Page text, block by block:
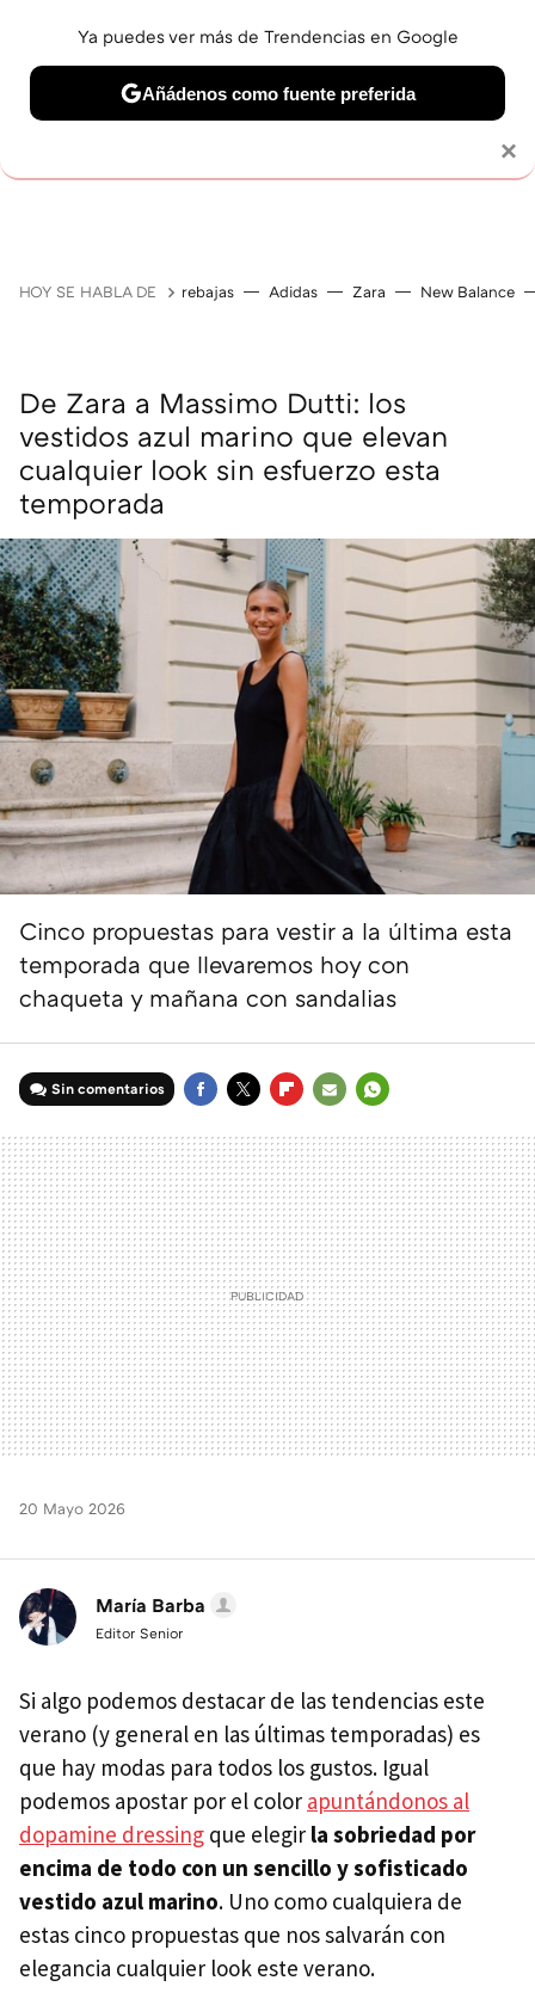
OFERTAS EN
HOY SE HABLA DE rebajas Adidas Zara New Balance
De Zara a Massimo Dutti: los
vestidos azul marino que elevan
cualquier look sin esfuerzo esta
temporada
Cinco propuestas para vestir a la última esta
temporada que llevaremos hoy con
chaqueta y mañana con sandalias
Sin comentarios
MAIL
20 Mayo 2026
María Barba
Editor Senior
Si algo podemos destacar de las tendencias este
verano (y general en las últimas temporadas) es
que hay modas para todos los gustos. Igual
podemos apostar por el color apuntándonos al
dopamine dressing que elegir la sobriedad por
encima de todo con un sencillo y sofisticado
vestido azul marino. Uno como cualquiera de
estas cinco propuestas que nos salvarán con
elegancia cualquier look este verano.
×
Ya puedes ver más de Trendencias en Google
Añádenos como fuente preferida